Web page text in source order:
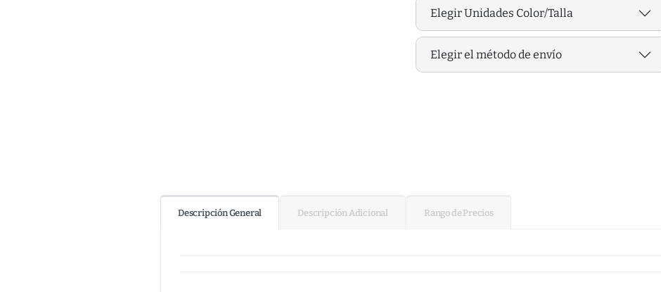
Elegir Unidades Color/Talla
Elegir el método de envío
Descripción General Descripción Adicional Rango de Precios